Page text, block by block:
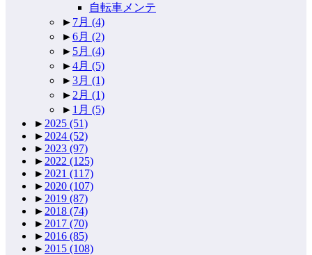
自転車メンテ
► 7月 (4)
►6月 (2)
► 5月 (4)
►4月 (5)
►3月 (1)
► 2月 (1)
► 1月 (5)
► 2025 (51)
► 2024 (52)
► 2023 (97)
► 2022 (125)
► 2021 (117)
► 2020 (107)
► 2019 (87)
► 2018 (74)
► 2017 (70)
► 2016 (85)
► 2015 (108)